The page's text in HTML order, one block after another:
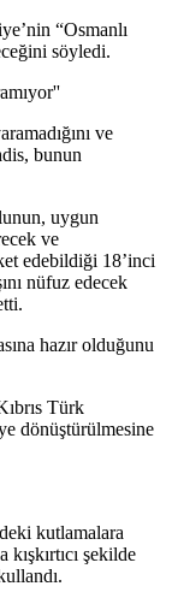
“Osmanlı
söyledi.
ve
bunun
uygun
ve
edebildiği 18’inci
nüfuz edecek
hazır olduğunu
Türk
dönüştürülmesine
kutlamalara
şekilde